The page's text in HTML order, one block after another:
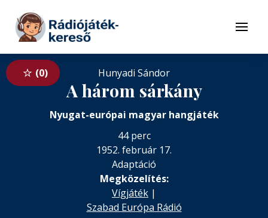
Tovább a tartalomhoz
Menü
0 Hunyadi Sándor
A három sárkány
Nyugat-európai magyar hangjáték
44 perc
1952. február 17.
Adaptáció
Megközelítés:
Vígjáték |
Szabad Európa Rádió